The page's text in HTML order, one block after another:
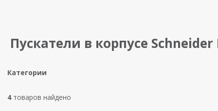
Пускатели в корпусе
Категории
4товаров найдено